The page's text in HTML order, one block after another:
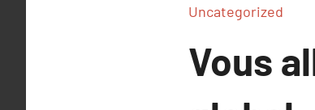
Uncategorized
Vous